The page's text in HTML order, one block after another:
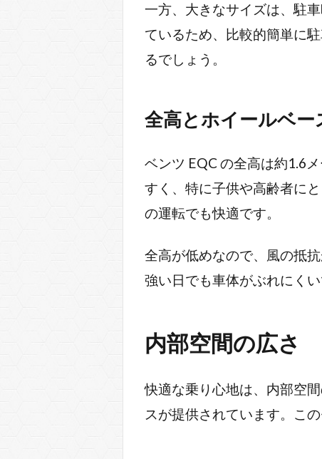
一方、大きなサイズは、駐
ているため、比較的簡単に
るでしょう。
全高とホイールベー
ベンツ EQC の全高は約1.6
すく、特に子供や高齢者に
の運転でも快適です。
全高が低めなので、風の抵
強い日でも車体がぶれにく
内部空間の広さ
快適な乗り心地は、内部空
スが提供されています。こ